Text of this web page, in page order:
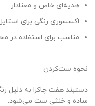
هدیه‌ای خاص و معنادار
اکسسوری رنگی برای
مناسب برای استفاده در
نحوه ست‌کردن
دستبند هفت چاکرا به دلیل
ساده و خنثی ست می‌شود.